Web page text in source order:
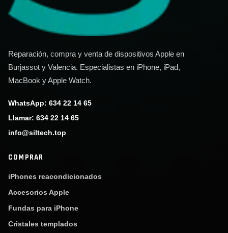
Reparación, compra y venta de dispositivos Apple en
Burjassot y Valencia. Especialistas en iPhone, iPad,
MacBook y Apple Watch.
WhatsApp: 634 22 14 65
Llamar: 634 22 14 65
info@siltech.top
COMPRAR
iPhones reacondicionados
Accesorios Apple
Fundas para iPhone
Cristales templados